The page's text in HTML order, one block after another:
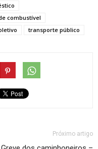
combustível
transporte público
Próximo artigo